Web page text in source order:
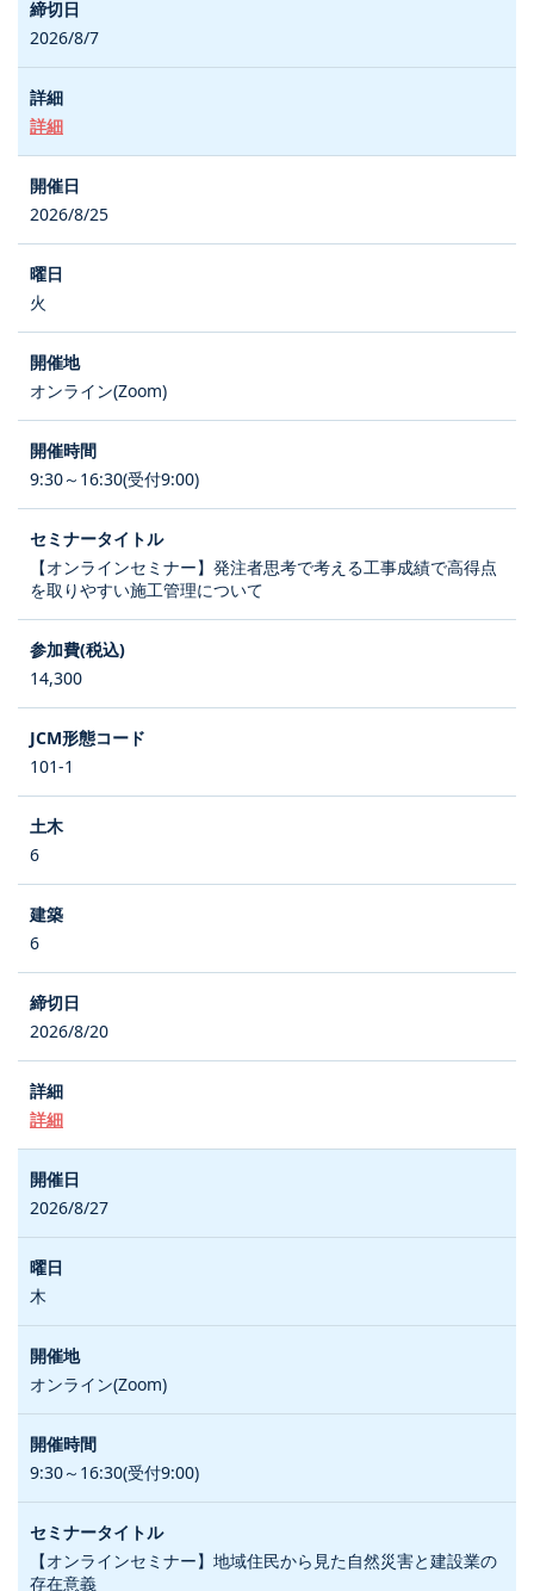
2026/8/7
詳細
2026/8/25
火
オンライン(Zoom)
9:30～16:30(受付9:00)
【オンラインセミナー】発注者思考で考える工事成績で高得点
を取りやすい施工管理について
14,300
101-1
6
6
2026/8/20
詳細
2026/8/27
木
オンライン(Zoom)
9:30～16:30(受付9:00)
【オンラインセミナー】地域住民から見た自然災害と建設業の
存在意義